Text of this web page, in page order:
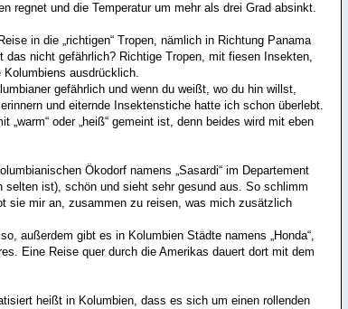
regnet und die Temperatur um mehr als drei Grad absinkt.
in die „richtigen“ Tropen, nämlich in Richtung Panama
nicht gefährlich? Richtige Tropen, mit fiesen Insekten,
Kolumbiens ausdrücklich.
gefährlich und wenn du weißt, wo du hin willst,
und eiternde Insektenstiche hatte ich schon überlebt.
oder „heiß“ gemeint ist, denn beides wird mit eben
Ökodorf namens „Sasardi“ im Departement
selten ist), schön und sieht sehr gesund aus. So schlimm
sie mir an, zusammen zu reisen, was mich zusätzlich
außerdem gibt es in Kolumbien Städte namens „Honda“,
Eine Reise quer durch die Amerikas dauert dort mit dem
heißt in Kolumbien, dass es sich um einen rollenden